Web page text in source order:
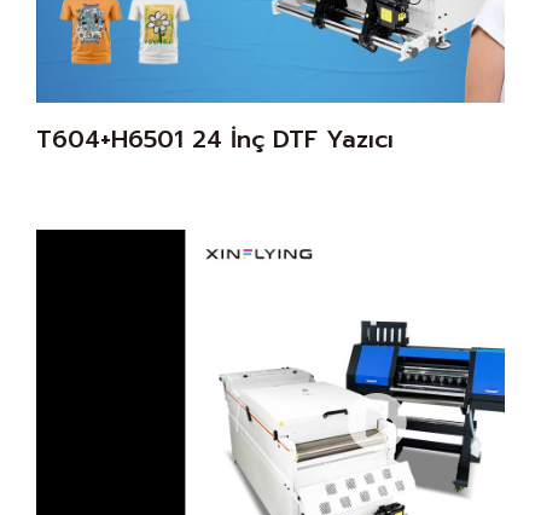
T604+H6501 24 İnç DTF Yazıcı